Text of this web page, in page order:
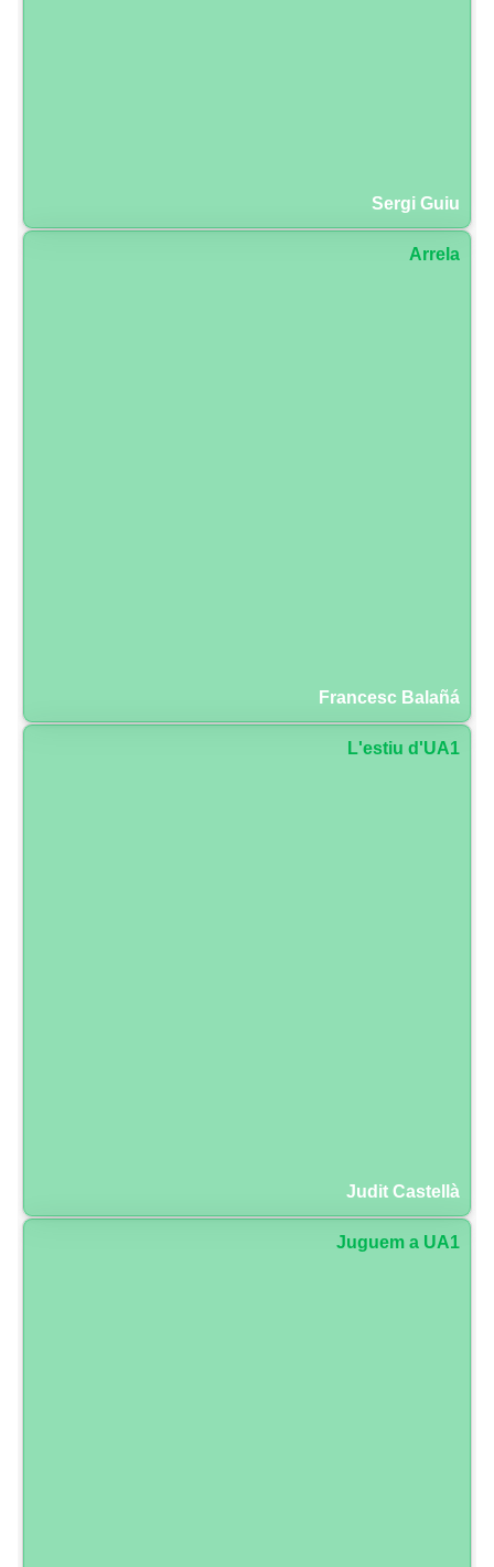
Sergi Guiu
Arrela
Francesc Balañá
L'estiu d'UA1
Judit Castellà
Juguem a UA1